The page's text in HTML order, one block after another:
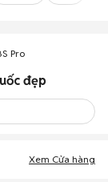
Pro
đẹp
Xem Cửa hàng